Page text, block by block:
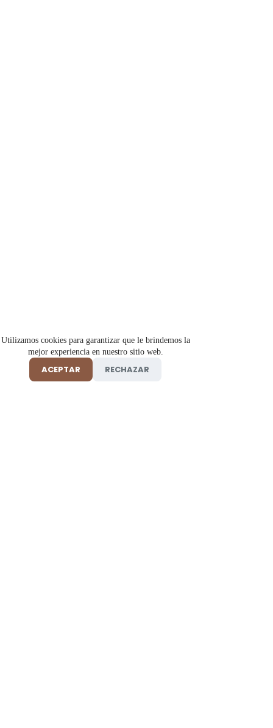
Utilizamos cookies para garantizar que le brindemos la
mejor experiencia en nuestro sitio web.
ACEPTAR RECHAZAR